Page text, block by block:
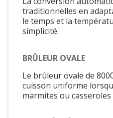
traditionnelles en
le temps et la
simplicité.
BRÛLEUR OVALE
Le brûleur ovale de
cuisson uniforme
marmites ou